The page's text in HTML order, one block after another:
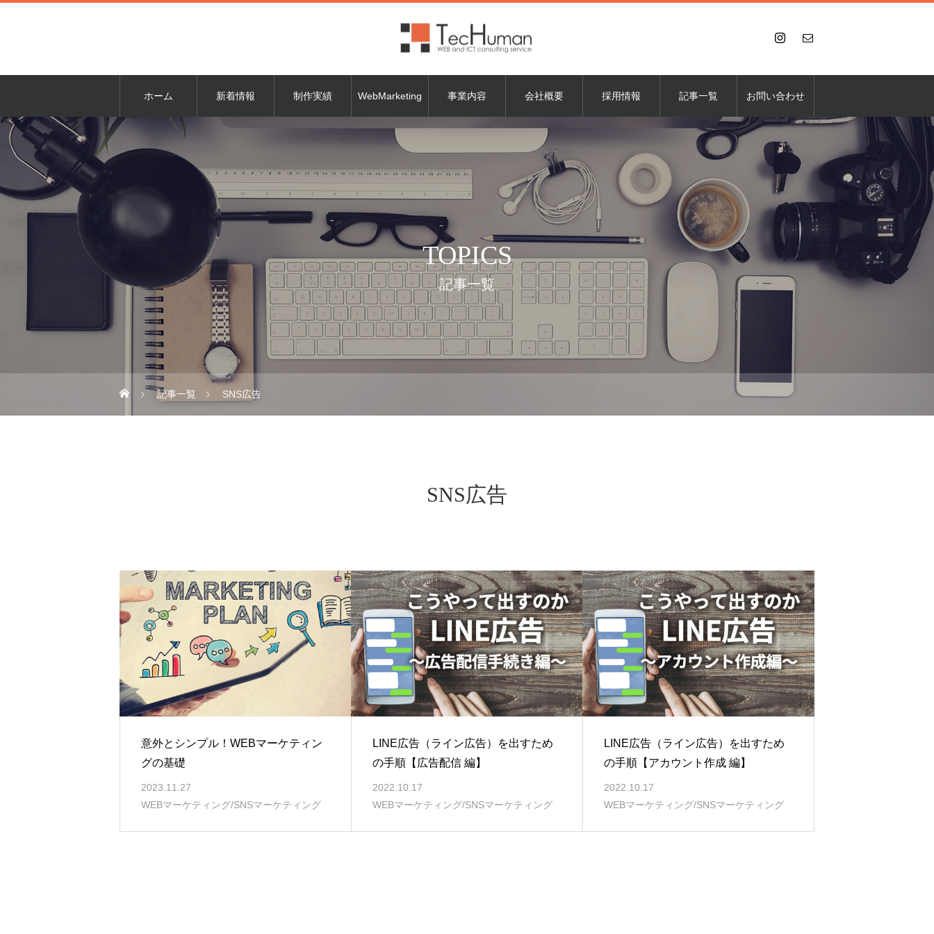
ホーム 新着情報 制作実績 WebMarketing 事業内容 会社概要 採用情報 記事一覧 お問い合わせ
TOPICS
記事一覧
記事一覧 SNS広告
SNS広告
意外とシンプル！WEBマーケティン
グの基礎
2023.11.27
WEBマーケティング/SNSマーケティング
LINE広告（ライン広告）を出すため
の手順【広告配信 編】
2022.10.17
WEBマーケティング/SNSマーケティング
LINE広告（ライン広告）を出すため
の手順【アカウント作成 編】
2022.10.17
WEBマーケティング/SNSマーケティング